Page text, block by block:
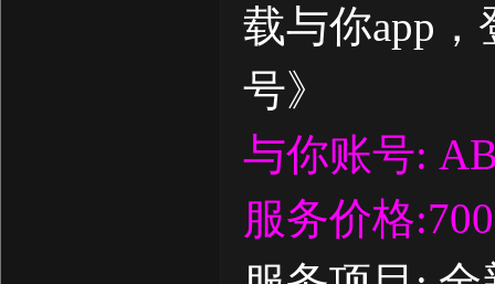
载与你app
号》
与你账号:
服务价格